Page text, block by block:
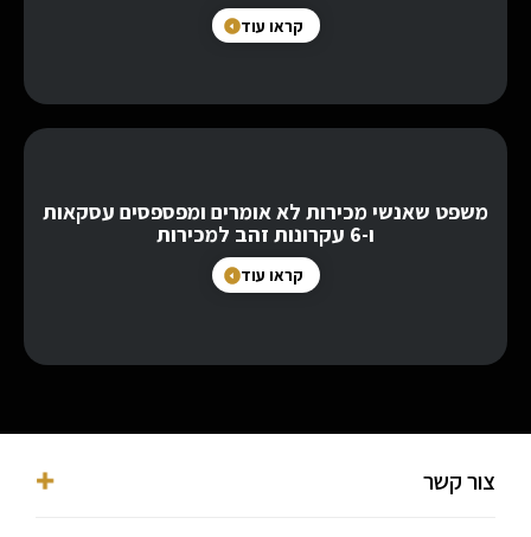
קראו עוד
משפט שאנשי מכירות לא אומרים ומפספסים עסקאות
ו-6 עקרונות זהב למכירות
קראו עוד
צור קשר